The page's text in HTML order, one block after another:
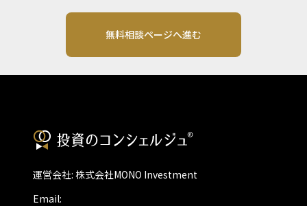
無料相談ページへ進む
運営会社: 株式会社MONO Investment
Email: